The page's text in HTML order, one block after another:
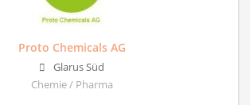
Proto Chemicals AG
Glarus Süd
Chemie / Pharma